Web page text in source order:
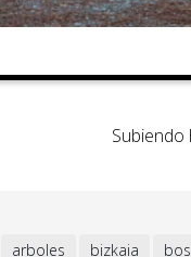
Subiendo
arboles bizkaia